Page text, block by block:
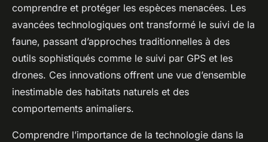
comprendre et protéger les espèces menacées. Les
avancées technologiques ont transformé le suivi de la
faune, passant d’approches traditionnelles à des
outils sophistiqués comme le suivi par GPS et les
drones. Ces innovations offrent une vue d’ensemble
inestimable des habitats naturels et des
comportements animaliers.
Comprendre l’importance de la technologie dans la